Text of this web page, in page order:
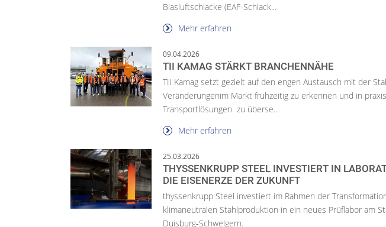
Blasluftschlacke (EAF-Schlack...
Mehr erfahren
09.04.2026
TII KAMAG STÄRKT BRANCHENNÄHE
TII Kamag setzt gezielt auf den engen Austausch mit der
Veränderungenim Markt frühzeitig zu erkennen und in
Transportlösungen zu überse...
Mehr erfahren
25.03.2026
THYSSENKRUPP STEEL INVESTIERT IN
DIE EISENERZE DER ZUKUNFT
thyssenkrupp Steel investiert im Rahmen der
klimaneutralen Stahlproduktion in ein neues Prüflabor am
Duisburg‑Schwelgern.